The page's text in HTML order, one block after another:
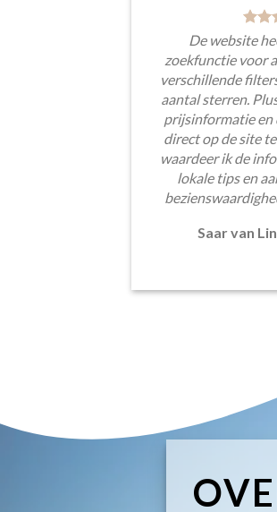
De website
zoekfunctie voor
verschillende
aantal sterren.
prijsinformatie en
direct op de site
waardeer ik de
lokale tips en
Saar van